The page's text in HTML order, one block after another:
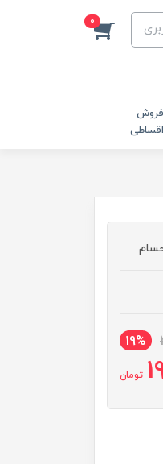
0
فروش
اقساطی
19%
تومان